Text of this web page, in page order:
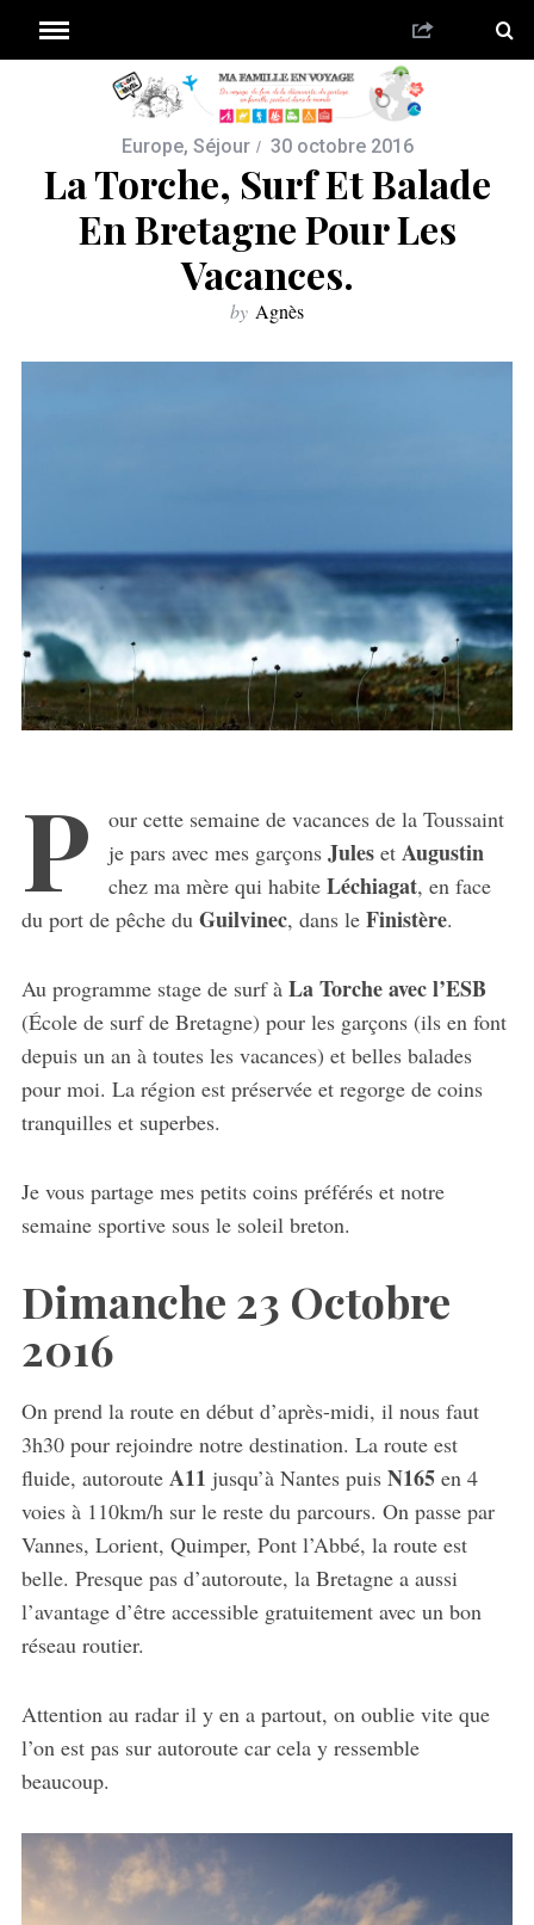
Europe, Séjour 30 octobre 2016
La Torche, Surf Et Balade
En Bretagne Pour Les
Vacances.
by Agnès
P
our cette semaine de vacances de la Toussaint
je pars avec mes garçons Juleset Augustin
chez ma mère qui habite Léchiagat, en face
du port de pêche du Guilvinec, dans le Finistère.
Au programme stage de surf à La Torche avec l’ESB
(École de surf de Bretagne) pour les garçons (ils en font
depuis un an à toutes les vacances) et belles balades
pour moi. La région est préservée et regorge de coins
tranquilles et superbes.
Je vous partage mes petits coins préférés et notre
semaine sportive sous le soleil breton.
Dimanche 23 Octobre
2016
On prend la route en début d’après-midi, il nous faut
3h30 pour rejoindre notre destination. La route est
fluide, autorouteA11 jusqu’à Nantes puis N165en 4
voies à 110km/h sur le reste du parcours. On passe par
Vannes, Lorient, Quimper, Pont l’Abbé, la route est
belle. Presque pas d’autoroute, la Bretagne a aussi
l’avantage d’être accessible gratuitement avec un bon
réseau routier.
Attention au radar il y en a partout, on oublie vite que
l’on est pas sur autoroute car cela y ressemble
beaucoup.